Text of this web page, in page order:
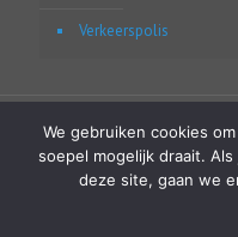
Verkeerspolis
2017 © copyright
We gebruiken cookies
soepel mogelijk draait.
deze site, gaan we